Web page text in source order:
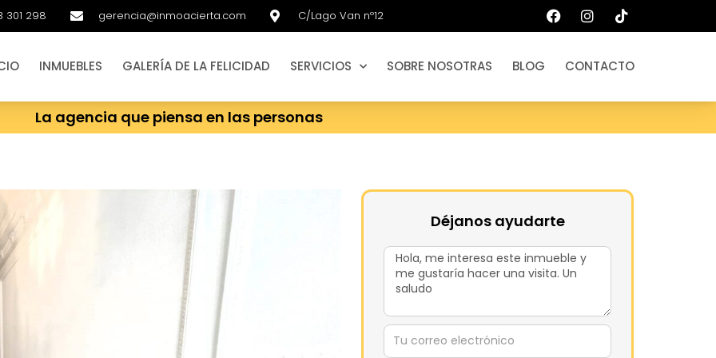
301 298 gerencia@inmoacierta.com C/Lago Van nº12
INMUEBLES GALERÍA DE LA FELICIDAD SERVICIOS SOBRE NOSOTRAS BLOG CONTACTO
La agencia que piensa en las personas
Déjanos ayudarte